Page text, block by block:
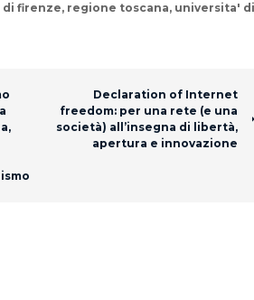
di firenze, regione toscana, universita' di
Declaration of Internet
freedom: per una rete (e una
società) all’insegna di libertà,
apertura e innovazione